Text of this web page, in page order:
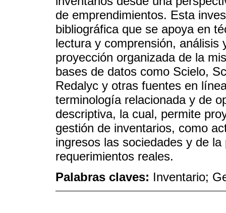
de emprendimientos. Esta
bibliográfica que se apoya en
lectura y comprensión, análisis
proyección organizada de la
bases de datos como Scielo,
Redalyc y otras fuentes en
terminología relacionada y de
descriptiva, la cual, permite
gestión de inventarios, como
ingresos las sociedades y de
requerimientos reales.
Palabras claves: Inventario;